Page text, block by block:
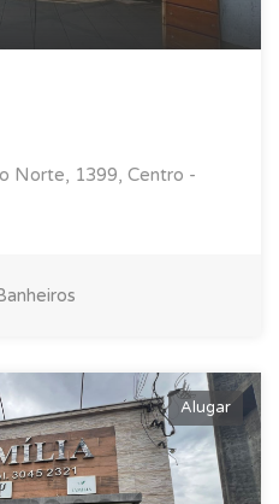
Norte, 1399, Centro -
Alugar